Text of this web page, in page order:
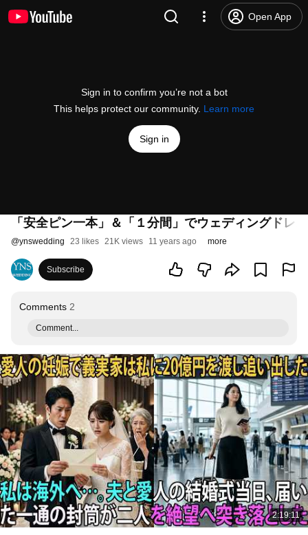
Open App
Sign in to confirm you’re not a bot
This helps protect our community. Learn more
Sign in
「安全ピン一本」＆「１分間」でウェディングドレ
@ynswedding 23 likes 21K views 11 years ago more
Subscribe
Comments 2
Comment...
2:19:11